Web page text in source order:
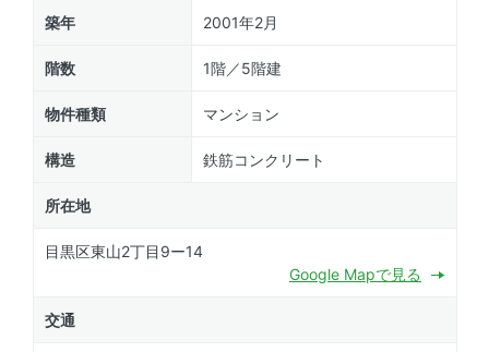
築年 2001年2月
階数 1階／5階建
物件種類 マンション
構造 鉄筋コンクリート
所在地
目黒区東山2丁目9ー14
Google Mapで見る
交通